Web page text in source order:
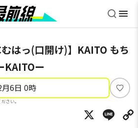
むはっ(口開け)】KAITO もち
KAITOー
6日 0時
さい。
い
ね
X